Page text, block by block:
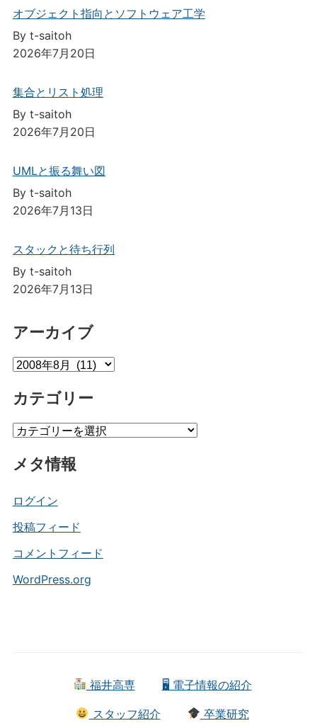
オブジェクト指向とソフトウェア工学
By t-saitoh
2026年7月20日
集合とリスト処理
By t-saitoh
2026年7月20日
UMLと振る舞い図
By t-saitoh
2026年7月13日
スタックと待ち行列
By t-saitoh
2026年7月13日
アーカイブ
ア
カ
ブ
カテゴリー
カ
ゴ
ー
メタ情報
ログイン
投稿フィード
コメントフィード
WordPress.org
福井高専 🖥 電子情報の紹介
スタッフ紹介 卒業研究